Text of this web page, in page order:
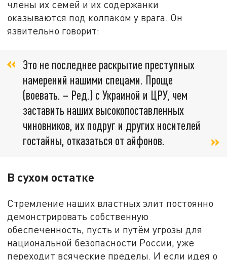
члены их семей и их содержанки
оказываются под колпаком у врага. Он
язвительно говорит:
Это не последнее раскрытие преступных
намерений нашими спецами. Проще
(воевать. – Ред.) с Украиной и ЦРУ, чем
заставить наших высокопоставленных
чиновников, их подруг и других носителей
гостайны, отказаться от айфонов.
В сухом остатке
Стремление наших властных элит постоянно
демонстрировать собственную
обеспеченность, пусть и путём угрозы для
национальной безопасности России, уже
переходит всяческие пределы. И если идея о